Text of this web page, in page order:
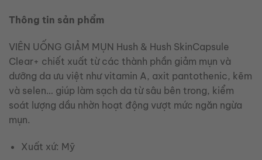
Thông tin sản phẩm
VIÊN UỐNG GIẢM MỤN Hush & Hush SkinCapsule
Clear+ chiết xuất từ các thành phần giảm mụn và
dưỡng da ưu việt như vitamin A, axit pantothenic, kẽm
và selen… giúp làm sạch da từ sâu bên trong, kiểm
soát lượng dầu nhờn hoạt động vượt mức ngăn ngừa
mụn.
Xuất xứ: Mỹ